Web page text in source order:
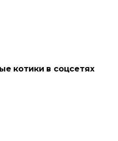
котики в соцсетях